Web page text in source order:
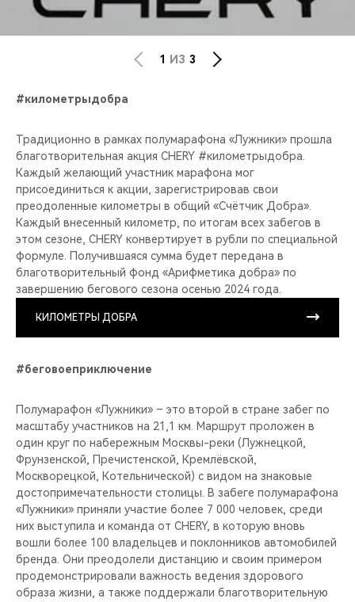
1 ИЗ 3
#километрыдобра
Традиционно в рамках полумарафона «Лужники» прошла
благотворительная акция CHERY #километрыдобра.
Каждый желающий участник марафона мог
присоединиться к акции, зарегистрировав свои
преодоленные километры в общий «Счётчик Добра».
Каждый внесенный километр, по итогам всех забегов в
этом сезоне, CHERY конвертирует в рубли по специальной
формуле. Получившаяся сумма будет передана в
благотворительный фонд «Арифметика добра» по
завершению бегового сезона осенью 2024 года.
КИЛОМЕТРЫ ДОБРА
#беговоеприключение
Полумарафон «Лужники» – это второй в стране забег по
масштабу участников на 21,1 км. Маршрут проложен в
один круг по набережным Москвы-реки (Лужнецкой,
Фрунзенской, Пречистенской, Кремлёвской,
Москворецкой, Котельнической) с видом на знаковые
достопримечательности столицы. В забеге полумарафона
«Лужники» приняли участие более 7 000 человек, среди
них выступила и команда от CHERY, в которую вновь
вошли более 100 владельцев и поклонников автомобилей
бренда. Они преодолели дистанцию и своим примером
продемонстрировали важность ведения здорового
образа жизни, а также поддержали благотворительную